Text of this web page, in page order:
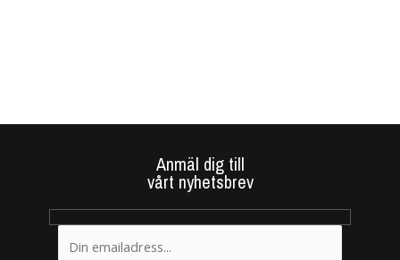
Anmäl dig till
vårt nyhetsbrev